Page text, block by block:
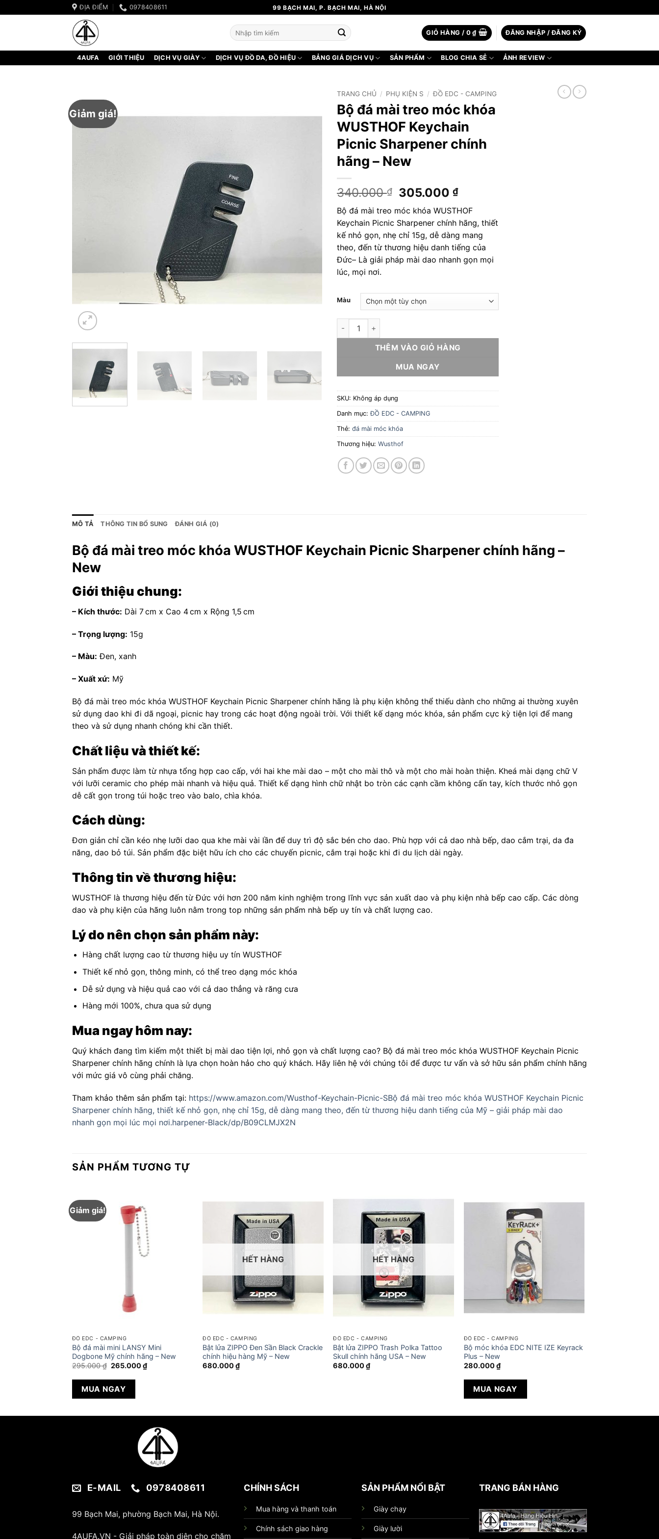
qua
ĐỊA ĐIỂM 0978408611 99 BẠCH MAI, P. BẠCH MAI, HÀ NỘI
Tìm
kiếm:
GIỎ HÀNG / 0₫ ĐĂNG NHẬP / ĐĂNG KÝ
4AUFA GIỚI THIỆU DỊCH VỤ GIÀY DỊCH VỤ ĐỒ DA, ĐỒ HIỆU BẢNG GIÁ DỊCH VỤ SẢN PHẨM BLOG CHIA SẺ ẢNH REVIEW
Giảm giá!
TRANG CHỦ / PHỤ KIỆN S / ĐỒ EDC - CAMPING
Bộ đá mài treo móc khóa
WUSTHOF Keychain
Picnic Sharpener chính
hãng – New
340.000₫
Giá
gốc
là:
340.000 ₫.
305.000₫Giá
tại
là:
305.000 ₫.
Bộ đá mài treo móc khóa WUSTHOF
Keychain Picnic Sharpener chính hãng, thiết
kế nhỏ gọn, nhẹ chỉ 15g, dễ dàng mang
theo, đến từ thương hiệu danh tiếng của
Đức– Là giải pháp mài dao nhanh gọn mọi
lúc, mọi nơi.
Màu
Bộ đá mài treo móc khóa WUSTHOF Keychain Picnic Sharpener chính hãng – New số lượng
THÊM VÀO GIỎ HÀNG
MUA NGAY
SKU: Không áp dụng
Danh mục:ĐỒ EDC - CAMPING
Thẻ: đá mài móc khóa
Thương hiệu: Wusthof
MÔ TẢ THÔNG TIN BỔ SUNG ĐÁNH GIÁ (0)
Bộ đá mài treo móc khóa WUSTHOF Keychain Picnic Sharpener chính hãng –
New
Giới thiệu chung:
– Kích thước: Dài 7 cm x Cao 4 cm x Rộng 1,5 cm
– Trọng lượng: 15g
– Màu: Đen, xanh
– Xuất xứ: Mỹ
Bộ đá mài treo móc khóa WUSTHOF Keychain Picnic Sharpener chính hãng là phụ kiện không thể thiếu dành cho những ai thường xuyên
sử dụng dao khi đi dã ngoại, picnic hay trong các hoạt động ngoài trời. Với thiết kế dạng móc khóa, sản phẩm cực kỳ tiện lợi để mang
theo và sử dụng nhanh chóng khi cần thiết.
Chất liệu và thiết kế:
Sản phẩm được làm từ nhựa tổng hợp cao cấp, với hai khe mài dao – một cho mài thô và một cho mài hoàn thiện. Kheá mài dạng chữ V
với lưỡi ceramic cho phép mài nhanh và hiệu quả. Thiết kế dạng hình chữ nhật bo tròn các cạnh cầm không cấn tay, kích thước nhỏ gọn
dễ cất gọn trong túi hoặc treo vào balo, chìa khóa.
Cách dùng:
Đơn giản chỉ cần kéo nhẹ lưỡi dao qua khe mài vài lần để duy trì độ sắc bén cho dao. Phù hợp với cả dao nhà bếp, dao cắm trại, da đa
năng, dao bỏ túi. Sản phẩm đặc biệt hữu ích cho các chuyến picnic, cắm trại hoặc khi đi du lịch dài ngày.
Thông tin về thương hiệu:
WUSTHOF là thương hiệu đến từ Đức với hơn 200 năm kinh nghiệm trong lĩnh vực sản xuất dao và phụ kiện nhà bếp cao cấp. Các dòng
dao và phụ kiện của hãng luôn nằm trong top những sản phẩm nhà bếp uy tín và chất lượng cao.
Lý do nên chọn sản phẩm này:
Hàng chất lượng cao từ thương hiệu uy tín WUSTHOF
Thiết kế nhỏ gọn, thông minh, có thể treo dạng móc khóa
Dễ sử dụng và hiệu quả cao với cả dao thẳng và răng cưa
Hàng mới 100%, chưa qua sử dụng
Mua ngay hôm nay:
Quý khách đang tìm kiếm một thiết bị mài dao tiện lợi, nhỏ gọn và chất lượng cao? Bộ đá mài treo móc khóa WUSTHOF Keychain Picnic
Sharpener chính hãng chính là lựa chọn hoàn hảo cho quý khách. Hãy liên hệ với chúng tôi để được tư vấn và sở hữu sản phẩm chính hãng
với mức giá vô cùng phải chăng.
Tham khảo thêm sản phẩm tại: https://www.amazon.com/Wusthof-Keychain-Picnic-SBộ đá mài treo móc khóa WUSTHOF Keychain Picnic
Sharpener chính hãng, thiết kế nhỏ gọn, nhẹ chỉ 15g, dễ dàng mang theo, đến từ thương hiệu danh tiếng của Mỹ – giải pháp mài dao
nhanh gọn mọi lúc mọi nơi.harpener-Black/dp/B09CLMJX2N
SẢN PHẨM TƯƠNG TỰ
Giảm giá!
ĐỒ EDC - CAMPING
Bộ đá mài mini LANSY Mini
Dogbone Mỹ chính hãng – New
295.000₫ Giá
là:
295.000 ₫.
265.000₫Giá
MUA NGAY
HẾT HÀNG
ĐỒ EDC - CAMPING
Bật lửa ZIPPO Đen Sần Black Crackle
chính hiệu hàng Mỹ – New
680.000₫
HẾT HÀNG
ĐỒ EDC - CAMPING
Bật lửa ZIPPO Trash Polka Tattoo
Skull chính hãng USA – New
680.000₫
ĐỒ EDC - CAMPING
Bộ móc khóa EDC NITE IZE Keyrack
Plus – New
280.000₫
MUA NGAY
E-MAIL 0978408611
99 Bạch Mai, phường Bạch Mai, Hà Nội.
4AUFA.VN - Giải pháp toàn diện cho chăm
CHÍNH SÁCH
Mua hàng và thanh toán
Chính sách giao hàng
SẢN PHẨM NỔI BẬT
Giày chạy
Giày lười
TRANG BÁN HÀNG